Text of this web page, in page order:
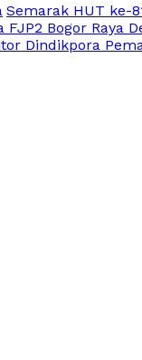
Semarak HUT ke-
Bogor Raya
Dindikpora